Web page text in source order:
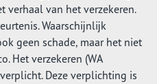
verhaal van het verzekeren.
Waarschijnlijk
geen schade, maar het niet
Het verzekeren (WA
Deze verplichting is